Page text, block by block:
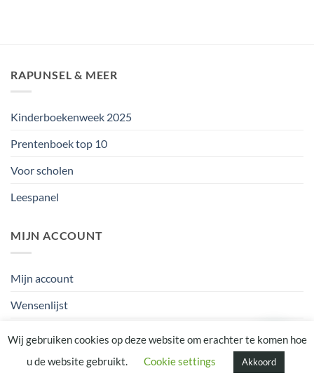
RAPUNSEL & MEER
Kinderboekenweek 2025
Prentenboek top 10
Voor scholen
Leespanel
MIJN ACCOUNT
Mijn account
Wensenlijst
Winkelmand
Wij gebruiken cookies op deze website om erachter te komen hoe
u de website gebruikt.
Cookie settings Akkoord